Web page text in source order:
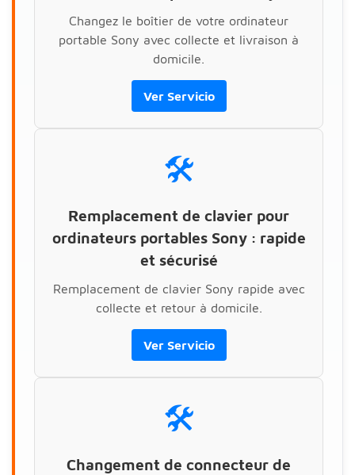
Changez le boîtier de votre ordinateur
portable Sony avec collecte et livraison à
domicile.
Ver Servicio
🛠️
Remplacement de clavier pour
ordinateurs portables Sony : rapide
et sécurisé
Remplacement de clavier Sony rapide avec
collecte et retour à domicile.
Ver Servicio
🛠️
Changement de connecteur de